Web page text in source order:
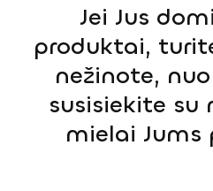
Jei Jus
produktai,
nežinote,
susisiekite su
mielai Jums